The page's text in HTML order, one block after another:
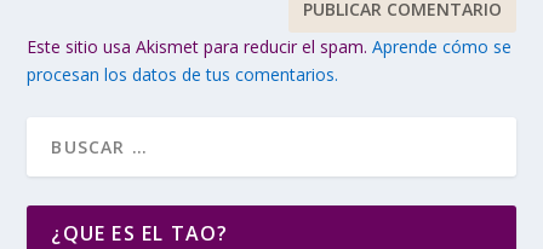
Este sitio usa Akismet para reducir el spam.Aprende cómo se
procesan los datos de tus comentarios.
¿QUE ES EL TAO?